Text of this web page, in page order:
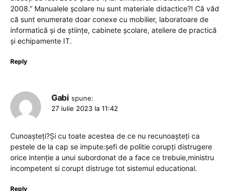
2008.” Manualele școlare nu sunt materiale didactice?! Că văd
că sunt enumerate doar conexe cu mobilier, laboratoare de
informatică şi de ştiinţe, cabinete şcolare, ateliere de practică
şi echipamente IT.
Reply
Gabi spune:
27 iulie 2023 la 11:42
Cunoașteți?Și cu toate acestea de ce nu recunoașteți ca
pestele de la cap se impute:șefi de politie corupți distrugere
orice intenție a unui subordonat de a face ce trebuie,ministru
incompetent si corupt distruge tot sistemul educational.
Reply